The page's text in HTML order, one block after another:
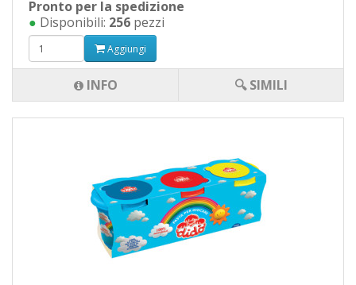
Pronto per la spedizione
● Disponibili: 256 pezzi
Aggiungi
INFO 🔍 SIMILI